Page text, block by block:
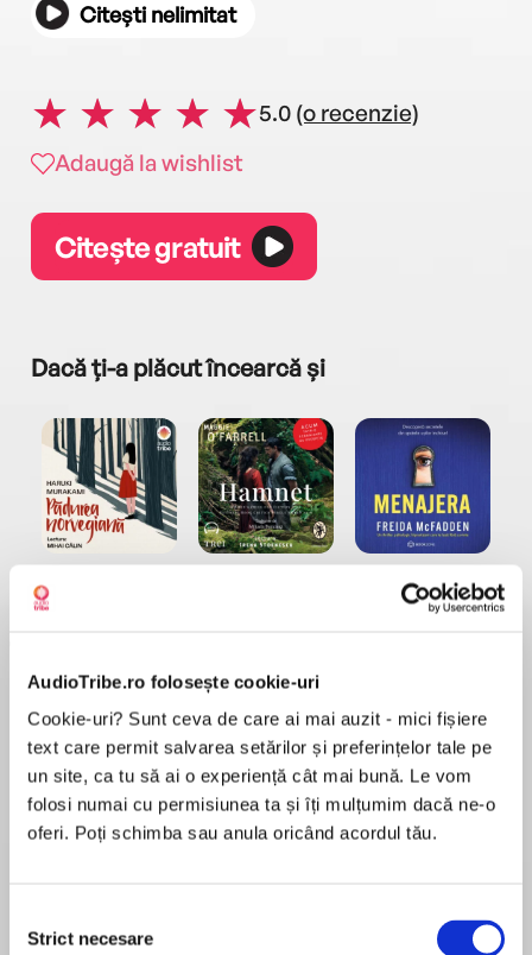
AudioTribe.ro folosește cookie-uri
Cookie-uri? Sunt ceva de care ai mai auzit - mici fișiere
text care permit salvarea setărilor și preferințelor tale pe
un site, ca tu să ai o experiență cât mai bună. Le vom
folosi numai cu permisiunea ta și îți mulțumim dacă ne-o
oferi. Poți schimba sau anula oricând acordul tău.
consimțământului
Strict necesare
Citești nelimitat
5.0 (o recenzie)
Adaugă la wishlist
Citește gratuit
Dacă ți-a plăcut încearcă și
Elita de Argint (Elita
de...
Dani Francis
Diavolul se îmbracă de
la...
Lauren Weisberger
Freida McFadden
Sohn Won-pyung
Desprecarte